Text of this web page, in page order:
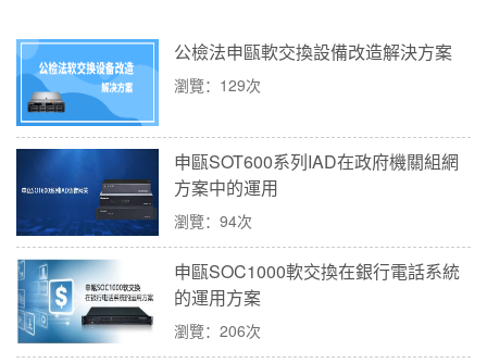
公檢法申甌軟交換設備改造解決方案
瀏覽：129次
申甌SOT600系列IAD在政府機關組網
方案中的運用
瀏覽：94次
申甌SOC1000軟交換在銀行電話系統
的運用方案
瀏覽：206次